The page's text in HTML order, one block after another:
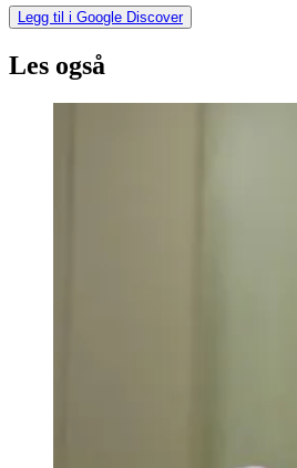
Legg til i Google Discover
Les også